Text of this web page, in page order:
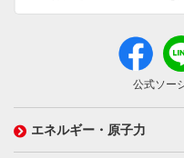
公式ソー
エネルギー・原子力